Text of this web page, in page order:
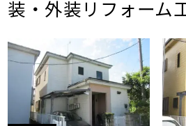
装・外装リフォー